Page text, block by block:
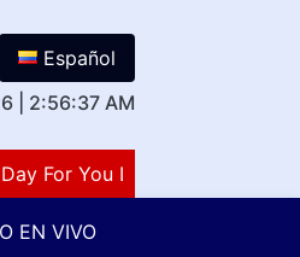
Español
2:56:37 AM
You Lovers Of Number
EN VIVO